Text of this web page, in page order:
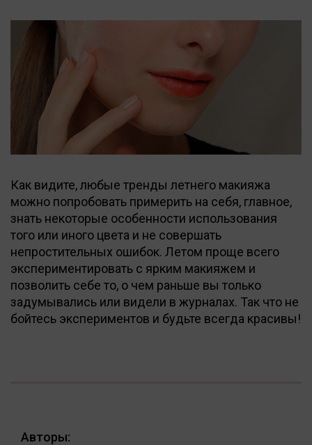
Как видите, любые тренды летнего макияжа
можно попробовать примерить на себя, главное,
знать некоторые особенности использования
того или иного цвета и не совершать
непростительных ошибок. Летом проще всего
экспериментировать с ярким макияжем и
позволить себе то, о чем раньше вы только
задумывались или видели в журналах. Так что не
бойтесь экспериментов и будьте всегда красивы!
Авторы: